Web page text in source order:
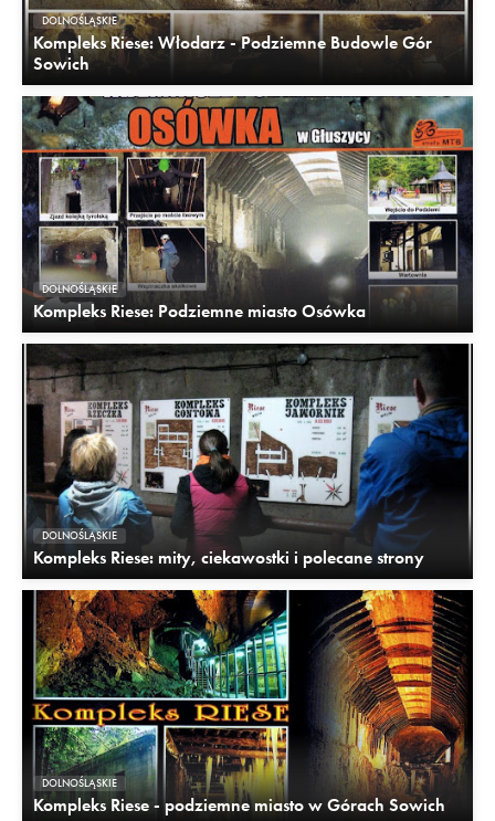
DOLNOŚLĄSKIE
Kompleks Riese: Włodarz - Podziemne Budowle Gór
Sowich
DOLNOŚLĄSKIE
Kompleks Riese: Podziemne miasto Osówka
DOLNOŚLĄSKIE
Kompleks Riese: mity, ciekawostki i polecane strony
DOLNOŚLĄSKIE
Kompleks Riese - podziemne miasto w Górach Sowich